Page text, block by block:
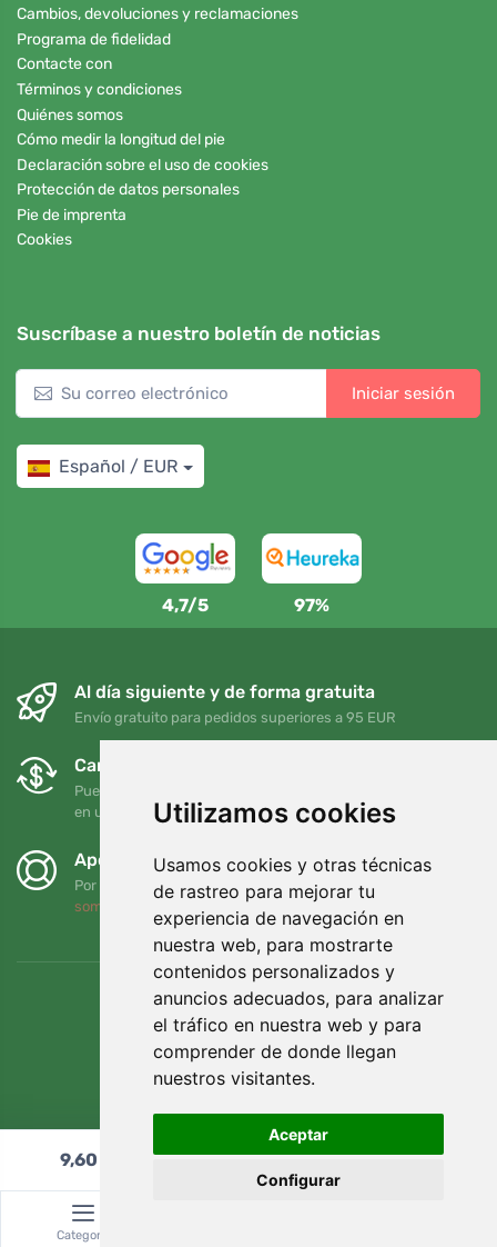
Utilizamos cookies
Usamos cookies y otras técnicas
de rastreo para mejorar tu
experiencia de navegación en
nuestra web, para mostrarte
contenidos personalizados y
anuncios adecuados, para analizar
el tráfico en nuestra web y para
comprender de donde llegan
nuestros visitantes.
Aceptar
Configurar
Cambios, devoluciones y reclamaciones
Programa de fidelidad
Contacte con
Términos y condiciones
Quiénes somos
Cómo medir la longitud del pie
Declaración sobre el uso de cookies
Protección de datos personales
Pie de imprenta
Cookies
Suscríbase a nuestro boletín de noticias
Iniciar sesión
Español / EUR
4,7/5 97%
Al día siguiente y de forma gratuita
Envío gratuito para pedidos superiores a 95 EUR
Cambios y devoluciones gratuitos
Puede devolver o cambiar su pedido en cualquier momento
en un plazo de 90 días
Apoyamos a Trees.org
Por cada pedido plantamos un árbol. Leer más
somos
9,60 Añadir al carrito
Categoría